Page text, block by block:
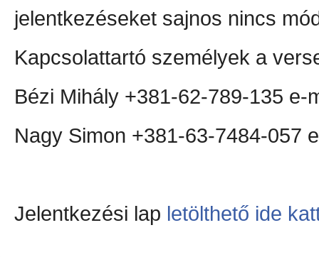
jelentkezéseket sajnos nincs
Kapcsolattartó személyek a
Bézi Mihály +381-62-789-135 e-
Nagy Simon +381-63-7484-057
Jelentkezési lap letölthető ide